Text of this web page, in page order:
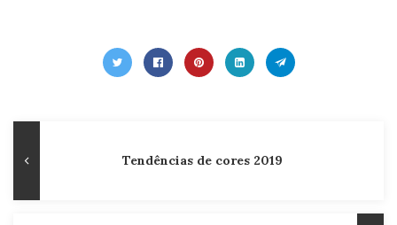
de
Post
Publicação
Tendências de cores 2019